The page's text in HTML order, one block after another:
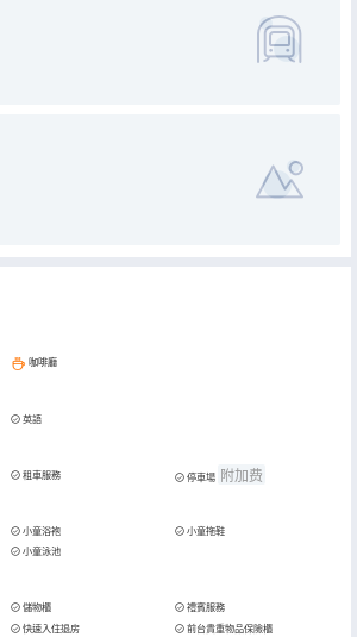
咖啡廳
英語
租車服務 停車場 附加费
小童浴袍
小童拖鞋
小童泳池
儲物櫃
禮賓服務
快速入住退房 前台貴重物品保險櫃